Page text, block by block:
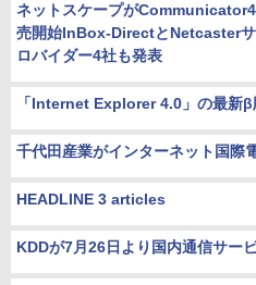
ネットスケープが
売開始InBox-DirectとNetcaster
ロバイダー4社も発表
「Internet Explorer 4.0」の最新β
千代田産業がインターネット国際
HEADLINE 3 articles
KDDが7月26日より国内通信サー